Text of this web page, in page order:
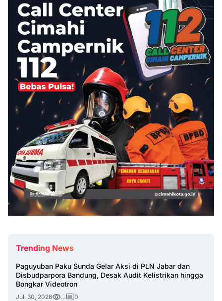
Trending News
Paguyuban Paku Sunda Gelar Aksi di PLN Jabar dan
Disbudparpora Bandung, Desak Audit Kelistrikan hingga
Bongkar Videotron
Juli 30, 2026 ... 0